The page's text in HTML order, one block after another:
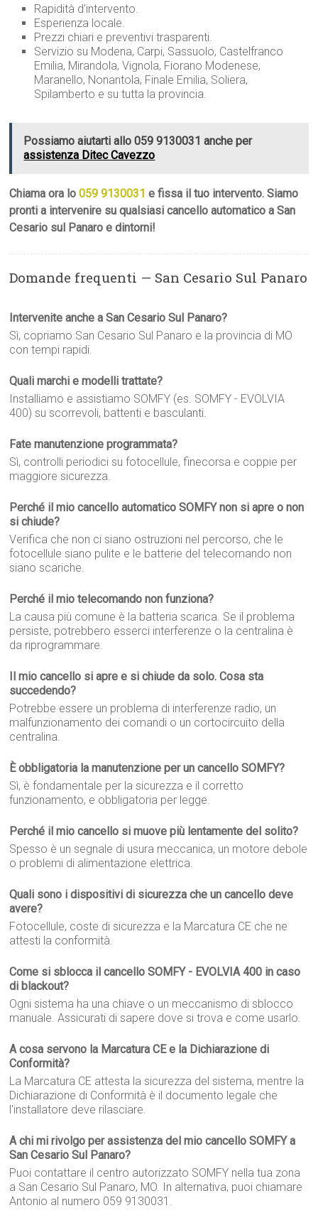
Rapidità d’intervento.
Esperienza locale.
Prezzi chiari e preventivi trasparenti.
Servizio su Modena, Carpi, Sassuolo, Castelfranco
Emilia, Mirandola, Vignola, Fiorano Modenese,
Maranello, Nonantola, Finale Emilia, Soliera,
Spilamberto e su tutta la provincia.
Possiamo aiutarti allo 059 9130031 anche per
assistenza Ditec Cavezzo
Chiama ora lo059 9130031 e fissa il tuo intervento. Siamo
pronti a intervenire su qualsiasi cancello automatico a San
Cesario sul Panaro e dintorni!
Domande frequenti — San Cesario Sul Panaro
Intervenite anche a San Cesario Sul Panaro?
Sì, copriamo San Cesario Sul Panaro e la provincia di MO
con tempi rapidi.
Quali marchi e modelli trattate?
Installiamo e assistiamo SOMFY (es. SOMFY - EVOLVIA
400) su scorrevoli, battenti e basculanti.
Fate manutenzione programmata?
Sì, controlli periodici su fotocellule, finecorsa e coppie per
maggiore sicurezza.
Perché il mio cancello automatico SOMFY non si apre o non
si chiude?
Verifica che non ci siano ostruzioni nel percorso, che le
fotocellule siano pulite e le batterie del telecomando non
siano scariche.
Perché il mio telecomando non funziona?
La causa più comune è la batteria scarica. Se il problema
persiste, potrebbero esserci interferenze o la centralina è
da riprogrammare.
Il mio cancello si apre e si chiude da solo. Cosa sta
succedendo?
Potrebbe essere un problema di interferenze radio, un
malfunzionamento dei comandi o un cortocircuito della
centralina.
È obbligatoria la manutenzione per un cancello SOMFY?
Sì, è fondamentale per la sicurezza e il corretto
funzionamento, e obbligatoria per legge.
Perché il mio cancello si muove più lentamente del solito?
Spesso è un segnale di usura meccanica, un motore debole
o problemi di alimentazione elettrica.
Quali sono i dispositivi di sicurezza che un cancello deve
avere?
Fotocellule, coste di sicurezza e la Marcatura CE che ne
attesti la conformità.
Come si sblocca il cancello SOMFY - EVOLVIA 400 in caso
di blackout?
Ogni sistema ha una chiave o un meccanismo di sblocco
manuale. Assicurati di sapere dove si trova e come usarlo.
A cosa servono la Marcatura CE e la Dichiarazione di
Conformità?
La Marcatura CE attesta la sicurezza del sistema, mentre la
Dichiarazione di Conformità è il documento legale che
l'installatore deve rilasciare.
A chi mi rivolgo per assistenza del mio cancello SOMFY a
San Cesario Sul Panaro?
Puoi contattare il centro autorizzato SOMFY nella tua zona
a San Cesario Sul Panaro, MO. In alternativa, puoi chiamare
Antonio al numero 059 9130031.